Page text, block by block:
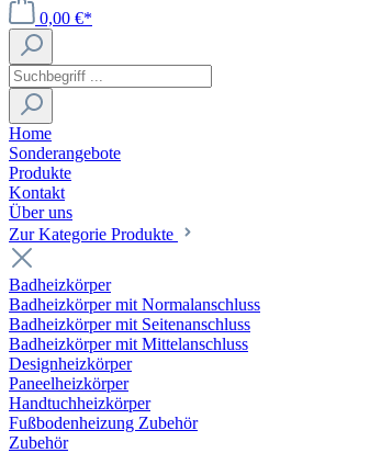
0,00 €*
Home
Sonderangebote
Produkte
Kontakt
Über uns
Zur Kategorie Produkte
Badheizkörper
Badheizkörper mit Normalanschluss
Badheizkörper mit Seitenanschluss
Badheizkörper mit Mittelanschluss
Designheizkörper
Paneelheizkörper
Handtuchheizkörper
Fußbodenheizung Zubehör
Zubehör